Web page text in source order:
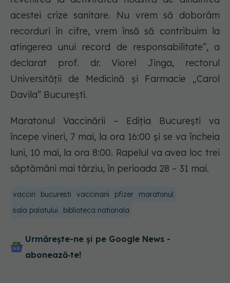
acestei crize sanitare. Nu vrem să doborâm
recorduri în cifre, vrem însă să contribuim la
atingerea unui record de responsabilitate”, a
declarat prof. dr. Viorel Jinga, rectorul
Universității de Medicină și Farmacie „Carol
Davila” București.
Maratonul Vaccinării – Ediția București va
începe vineri, 7 mai, la ora 16:00 și se va încheia
luni, 10 mai, la ora 8:00. Rapelul va avea loc trei
săptămâni mai târziu, în perioada 28 – 31 mai.
vaccin bucuresti vaccinarii pfizer
maratonul
sala palatului
biblioteca nationala
Urmărește-ne și pe Google News -
abonează‑te!